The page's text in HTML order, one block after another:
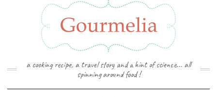
a cooking recipe, a travel story and a hint of science... all
spinning around food !